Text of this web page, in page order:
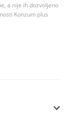
a nije ih dozvoljeno
Konzum plus